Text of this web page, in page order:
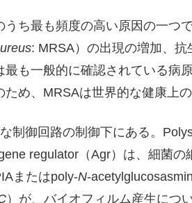
ち最も頻度の高い原因の一つ
: MRSA）の出現の増加、抗
も一般的に確認されている病
め、MRSAは世界的な健康上の
制御回路の制御下にある。
regulator（Agr）は、細菌の
またはpoly-N-
）が、バイオフィルム産生につ